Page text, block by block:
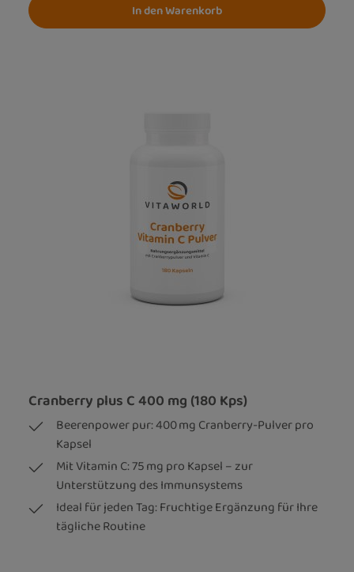
In den Warenkorb
Cranberry plus C 400 mg (180 Kps)
Beerenpower pur: 400 mg Cranberry-Pulver pro
Kapsel
Mit Vitamin C: 75 mg pro Kapsel – zur
Unterstützung des Immunsystems
Ideal für jeden Tag: Fruchtige Ergänzung für Ihre
tägliche Routine